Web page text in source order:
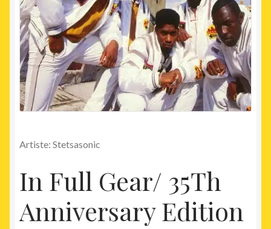
Artiste: Stetsasonic
In Full Gear/ 35Th
Anniversary Edition